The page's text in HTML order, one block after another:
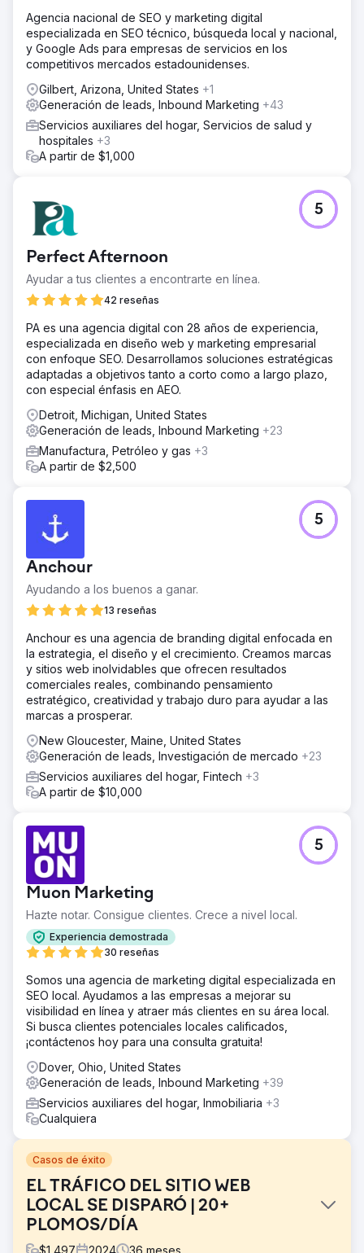
Agencia nacional de SEO y marketing digital
especializada en SEO técnico, búsqueda local y nacional,
y Google Ads para empresas de servicios en los
competitivos mercados estadounidenses.
Gilbert, Arizona, United States +1
Generación de leads, Inbound Marketing +43
Servicios auxiliares del hogar, Servicios de salud y
hospitales +3
A partir de $1,000
Perfect Afternoon
Ayudar a tus clientes a encontrarte en línea.
42 reseñas
5
PA es una agencia digital con 28 años de experiencia,
especializada en diseño web y marketing empresarial
con enfoque SEO. Desarrollamos soluciones estratégicas
adaptadas a objetivos tanto a corto como a largo plazo,
con especial énfasis en AEO.
Detroit, Michigan, United States
Generación de leads, Inbound Marketing +23
Manufactura, Petróleo y gas +3
A partir de $2,500
Anchour
Ayudando a los buenos a ganar.
13 reseñas
5
Anchour es una agencia de branding digital enfocada en
la estrategia, el diseño y el crecimiento. Creamos marcas
y sitios web inolvidables que ofrecen resultados
comerciales reales, combinando pensamiento
estratégico, creatividad y trabajo duro para ayudar a las
marcas a prosperar.
New Gloucester, Maine, United States
Generación de leads, Investigación de mercado +23
Servicios auxiliares del hogar, Fintech +3
A partir de $10,000
Muon Marketing
Hazte notar. Consigue clientes. Crece a nivel local.
Experiencia demostrada
30 reseñas
5
Somos una agencia de marketing digital especializada en
SEO local. Ayudamos a las empresas a mejorar su
visibilidad en línea y atraer más clientes en su área local.
Si busca clientes potenciales locales calificados,
¡contáctenos hoy para una consulta gratuita!
Dover, Ohio, United States
Generación de leads, Inbound Marketing +39
Servicios auxiliares del hogar, Inmobiliaria +3
Cualquiera
Casos de éxito
EL TRÁFICO DEL SITIO WEB
LOCAL SE DISPARÓ | 20+
PLOMOS/DÍA
$1,497 2024 36 meses